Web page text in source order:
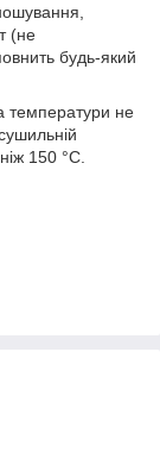
(не
будь-який
температури не
150 °C.